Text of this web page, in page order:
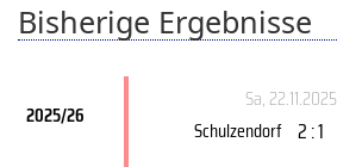
Bisherige Ergebnisse
2025/26
Sa, 22.11.2025
Schulzendorf 2 : 1